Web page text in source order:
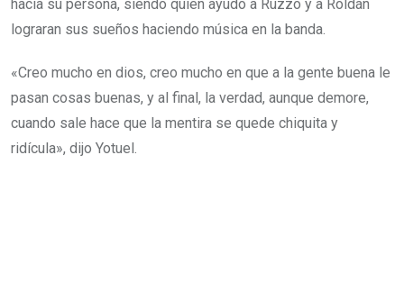
hacia su persona, siendo quien ayudo a Ruzzo y a Roldán
lograran sus sueños haciendo música en la banda.
«Creo mucho en dios, creo mucho en que a la gente buena le
pasan cosas buenas, y al final, la verdad, aunque demore,
cuando sale hace que la mentira se quede chiquita y
ridícula», dijo Yotuel.